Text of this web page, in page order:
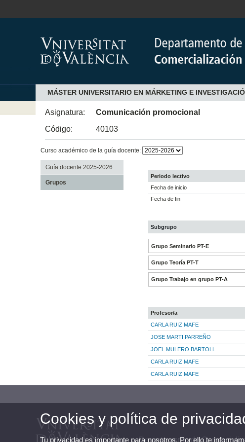
MÁSTER UNIVERSITARIO EN MÁRKETING E
Asignatura:
Comunicación promocional
Código:
40103
Curso académico de la guía docente:
Guía docente 2025-2026
Grupos
Periodo lectivo
Fecha de inicio
Fecha de fin
Subgrupo
Grupo Seminario PT-E
Grupo Teoría PT-T
Grupo Trabajo en grupo PT-A
Profesor/a
CARLA RUIZ MAFE
JOSE MARTI PARREÑO
JOEL MULERO BARTOLL
CARLA RUIZ MAFE
CARLA RUIZ MAFE
Departamento de
Cookies y política de
Tu privacidad es importante para nosotros. Por ello te